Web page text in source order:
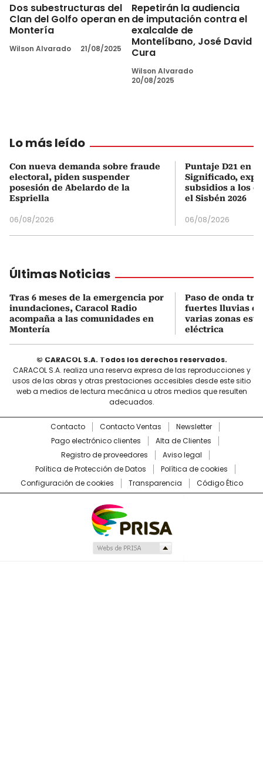
Dos subestructuras del
Clan del Golfo operan en
Montería
Wilson Alvarado 21/08/2025
Repetirán la audiencia
de imputación contra el
exalcalde de
Montelíbano, José David
Cura
Wilson Alvarado
20/08/2025
Lo más leído
Con nueva demanda sobre fraude
electoral, piden suspender
posesión de Abelardo de la
Espriella
06/08/2026
Puntaje D21 en
Significado,
subsidios a los
el Sisbén 2026
06/08/2026
Últimas Noticias
Tras 6 meses de la emergencia por
inundaciones, Caracol Radio
acompaña a las comunidades en
Montería
Paso de onda
fuertes lluvias
varias zonas
eléctrica
© CARACOL S.A. Todos los derechos reservados.
CARACOL S.A. realiza una reserva expresa de las reproducciones y
usos de las obras y otras prestaciones accesibles desde este sitio
web a medios de lectura mecánica u otros medios que resulten
adecuados.
Contacto Contacto Ventas
Newsletter
Pago electrónico clientes
Alta de Clientes
Registro de proveedores
Aviso legal
Política de Protección de Datos
Política de cookies
Configuración de cookies
Transparencia Código Ético